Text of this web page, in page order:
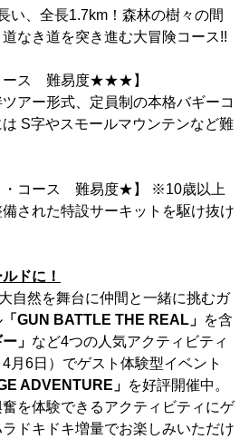
い、全長1.7km！森林の樹々の間
なき道を突き進む大冒険コース!!
ース 難易度★★★】
アー形式、定員制の本格バギーコ
S字やスモールマウンテンなど難
・コース 難易度★】 ※10歳以上
された特設サーキットを駆け抜け
ドに！
大自然を舞台に仲間と一緒に挑むガ
「GUN BATTLE THE REAL」 を含
」 など4つの人気アクティビティ
月6日）でゲスト体験型イベント
ADVENTURE」 を好評開催中。
を体験できるアクティビティにゲ
ドキドキ増量でお楽しみいただけ